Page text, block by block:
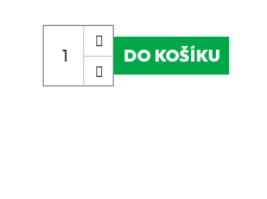
DO KOŠÍKU